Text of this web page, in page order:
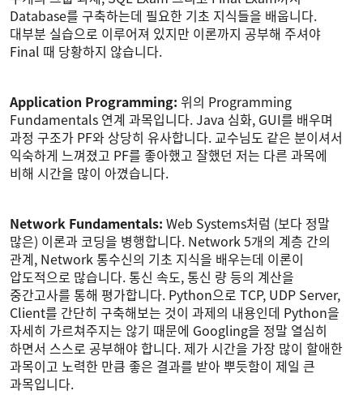
Database를 구축하는데 필요한 기초 지식들을 배웁니다.
대부분 실습으로 이루어져 있지만 이론까지 공부해 주셔야
Final 때 당황하지 않습니다.
Application Programming: 위의 Programming
Fundamentals 연계 과목입니다. Java 심화, GUI를 배우며
과정 구조가 PF와 상당히 유사합니다. 교수님도 같은 분이셔서
익숙하게 느껴졌고 PF를 좋아했고 잘했던 저는 다른 과목에
비해 시간을 많이 아꼈습니다.
Network Fundamentals: Web Systems처럼 (보다 정말
많은) 이론과 코딩을 병행합니다. Network 5개의 계층 간의
관계, Network 통수신의 기초 지식을 배우는데 이론이
압도적으로 많습니다. 통신 속도, 통신 량 등의 계산을
중간고사를 통해 평가합니다. Python으로 TCP, UDP Server,
Client를 간단히 구축해보는 것이 과제의 내용인데 Python을
자세히 가르쳐주지는 않기 때문에 Googling을 정말 열심히
하면서 스스로 공부해야 합니다. 제가 시간을 가장 많이 할애한
과목이고 노력한 만큼 좋은 결과를 받아 뿌듯함이 제일 큰
과목입니다.